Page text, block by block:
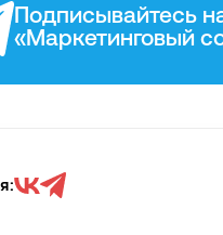
Подписывайтесь
«Маркетинговый